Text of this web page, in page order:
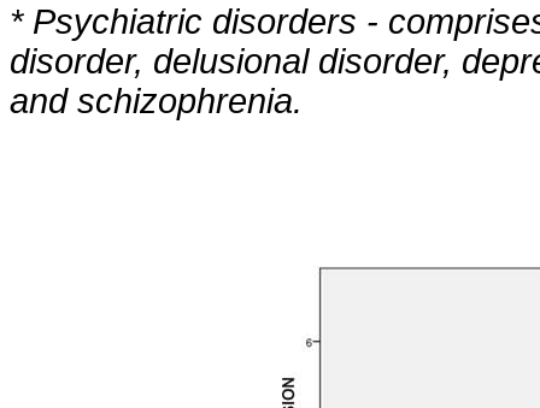
* Psychiatric disorders -
disorder, delusional disorder,
and schizophrenia.